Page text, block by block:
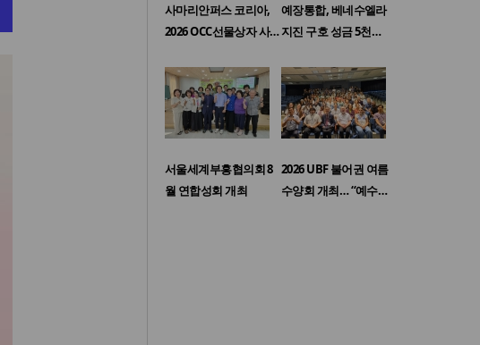
사마리안퍼스 코리아,
2026 OCC선물상자 사…
예장통합, 베네수엘라
지진 구호 성금 5천…
서울세계부흥협의회 8
월 연합성회 개최
2026 UBF 불어권 여름
수양회 개최… “예수…